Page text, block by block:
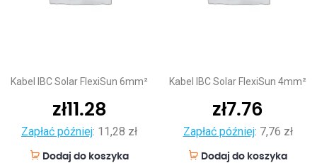
Kabel IBC Solar FlexiSun 6mm²
zł11.28
Zapłać później: 11,28 zł
Dodaj do koszyka
Kabel IBC Solar FlexiSun 4mm²
zł7.76
Zapłać później: 7,76 zł
Dodaj do koszyka